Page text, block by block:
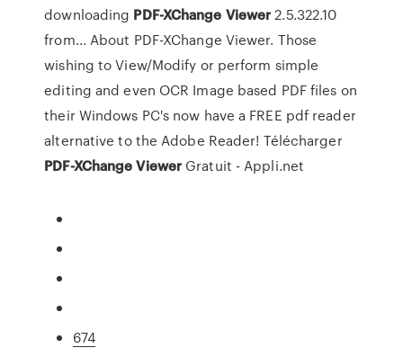
downloading PDF-XChange Viewer2.5.322.10
from... About PDF-XChange Viewer. Those
wishing to View/Modify or perform simple
editing and even OCR Image based PDF files on
their Windows PC's now have a FREE pdf reader
alternative to the Adobe Reader! Télécharger
PDF-XChange Viewer Gratuit - Appli.net
674